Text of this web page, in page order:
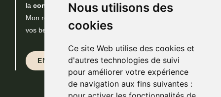
Nous utilisons des
cookies
Ce site Web utilise des cookies et
d'autres technologies de suivi
pour améliorer votre expérience
de navigation aux fins suivantes :
laconfidentialité.
Mon rôle est d’offrir un espace d’échange sûr et adapté à
vos besoins.
EN SAVOIR +